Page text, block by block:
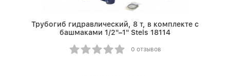
Трубогиб гидравлический, 8 т, в комплекте с
башмаками 1/2"–1" Stels 18114
0 отзывов